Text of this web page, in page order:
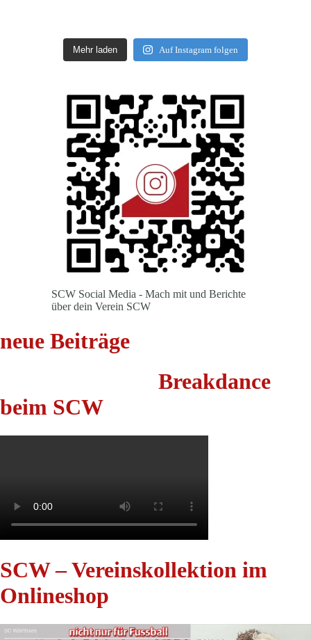
Mehr laden Auf Instagram folgen
SCW Social Media - Mach mit und Berichte
über dein Verein SCW
neue Beiträge
Breakdance
beim SCW
SCW – Vereinskollektion im
Onlineshop